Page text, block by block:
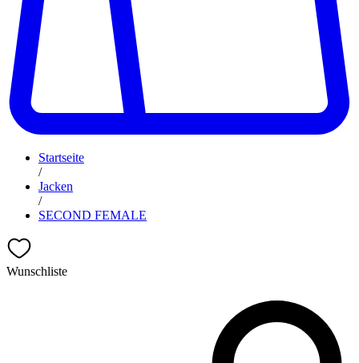
Startseite
/
Jacken
/
SECOND FEMALE
Wunschliste